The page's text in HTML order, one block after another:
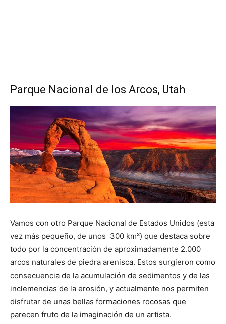
Parque Nacional de los Arcos, Utah
Vamos con otro Parque Nacional de Estados Unidos (esta
vez más pequeño, de unos 300 km²) que destaca sobre
todo por la concentración de aproximadamente 2.000
arcos naturales de piedra arenisca. Estos surgieron como
consecuencia de la acumulación de sedimentos y de las
inclemencias de la erosión, y actualmente nos permiten
disfrutar de unas bellas formaciones rocosas que
parecen fruto de la imaginación de un artista.